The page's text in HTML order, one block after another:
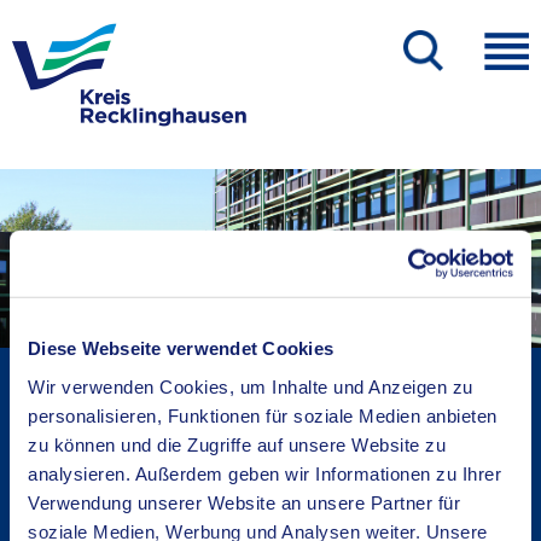
Diese Webseite verwendet Cookies
Wir verwenden Cookies, um Inhalte und Anzeigen zu
personalisieren, Funktionen für soziale Medien anbieten
zu können und die Zugriffe auf unsere Website zu
analysieren. Außerdem geben wir Informationen zu Ihrer
Verwendung unserer Website an unsere Partner für
soziale Medien, Werbung und Analysen weiter. Unsere
Kreisverwaltung A-Z
Bekanntmachungen
Ortsrecht
Karriere beim Kreis
Bürger-, Ideen- und Beschwerdecenter